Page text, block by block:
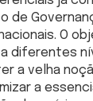
de
O
diferentes
a velha
a